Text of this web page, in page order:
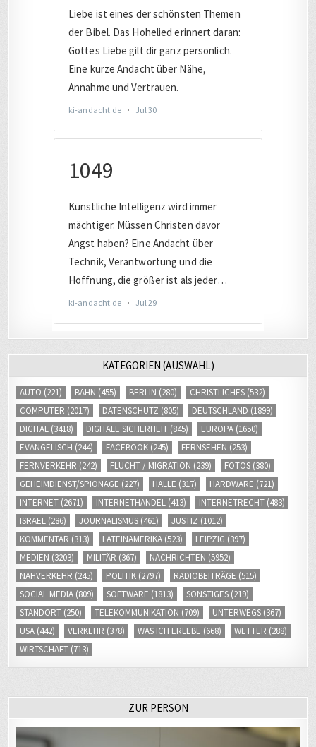
KATEGORIEN (AUSWAHL)
AUTO (221) BAHN (455) BERLIN (280) CHRISTLICHES (532)
COMPUTER (2017) DATENSCHUTZ (805) DEUTSCHLAND (1899)
DIGITAL (3418) DIGITALE SICHERHEIT (845) EUROPA (1650)
EVANGELISCH (244) FACEBOOK (245) FERNSEHEN (253)
FERNVERKEHR (242) FLUCHT / MIGRATION (239) FOTOS (380)
GEHEIMDIENST/SPIONAGE (227) HALLE (317) HARDWARE (721)
INTERNET (2671) INTERNETHANDEL (413) INTERNETRECHT (483)
ISRAEL (286) JOURNALISMUS (461) JUSTIZ (1012)
KOMMENTAR (313) LATEINAMERIKA (523) LEIPZIG (397)
MEDIEN (3203) MILITÄR (367) NACHRICHTEN (5952)
NAHVERKEHR (245) POLITIK (2797) RADIOBEITRÄGE (515)
SOCIAL MEDIA (809) SOFTWARE (1813) SONSTIGES (219)
STANDORT (250) TELEKOMMUNIKATION (709) UNTERWEGS (367)
USA (442) VERKEHR (378) WAS ICH ERLEBE (668) WETTER (288)
WIRTSCHAFT (713)
ZUR PERSON